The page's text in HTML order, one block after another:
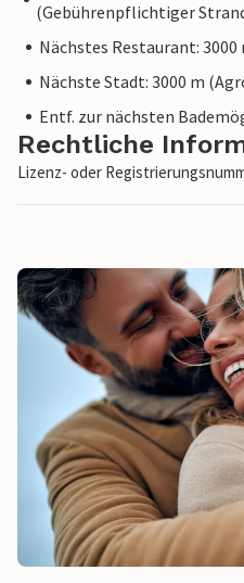
(Gebührenpflichtiger
Nächstes Restaurant: 3000
Nächste Stadt: 3000 m
Entf. zur nächsten
Rechtliche
Lizenz- oder